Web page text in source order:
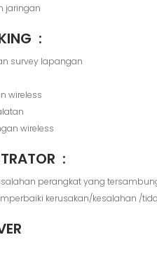
jaringan
:
survey lapangan
wireless
wireless
:
perangkat yang
kerusakan/kesalahan /